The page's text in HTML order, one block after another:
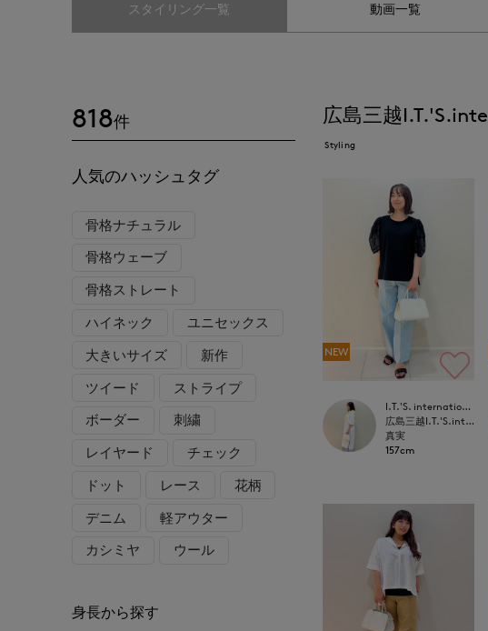
スタイリング一覧 動画一覧
広島三越
Styling
NEW
I.T.'S. international
広島三越I.T.'S.international
真実
157cm
818件
人気のハッシュタグ
骨格ナチュラル
骨格ウェーブ
骨格ストレート
ハイネック
ユニセックス
大きいサイズ
新作
ツイード
ストライプ
ボーダー
刺繍
レイヤード
チェック
ドット
レース
花柄
デニム
軽アウター
カシミヤ
ウール
身長から探す